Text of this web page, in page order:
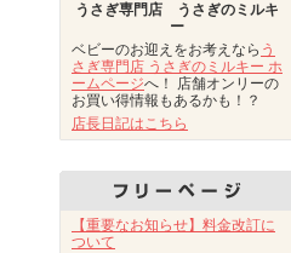
うさぎ専門店 うさぎのミルキ
ー
ベビーのお迎えをお考えなら う
さぎ専門店 うさぎのミルキー ホ
ームページへ！ 店舗オンリーの
お買い得情報もあるかも！？
店長日記はこちら
【重要なお知らせ】料金改訂に
ついて